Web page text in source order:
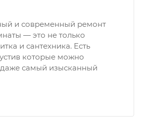
и современный ремонт
— это не только
и сантехника. Есть
которые можно
самый изысканный